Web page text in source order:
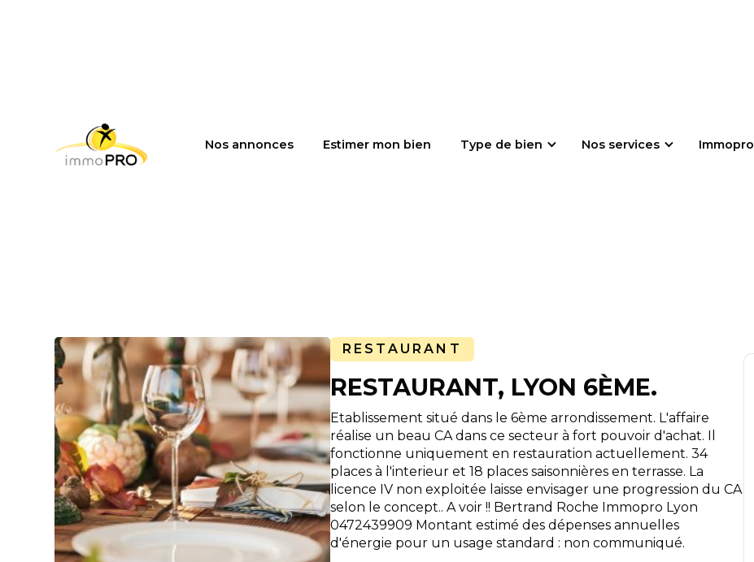
Nos annonces Estimer mon bien Type de bien Nos services Immopro
RESTAURANT
RESTAURANT, LYON 6ÈME.
Etablissement situé dans le 6ème arrondissement. L'affaire
réalise un beau CA dans ce secteur à fort pouvoir d'achat. Il
fonctionne uniquement en restauration actuellement. 34
places à l'interieur et 18 places saisonnières en terrasse. La
licence IV non exploitée laisse envisager une progression du CA
selon le concept.. A voir !! Bertrand Roche Immopro Lyon
0472439909 Montant estimé des dépenses annuelles
d'énergie pour un usage standard : non communiqué.